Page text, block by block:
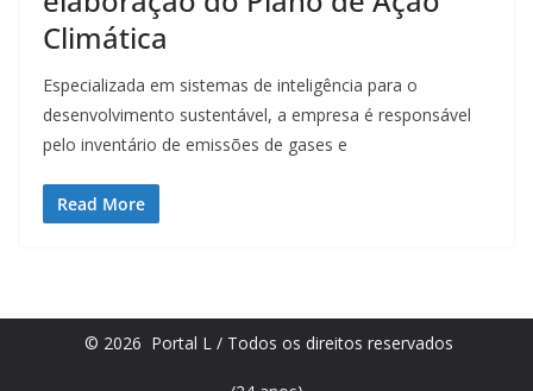
Climática
Especializada em sistemas de inteligência para o
desenvolvimento sustentável, a empresa é responsável
pelo inventário de emissões de gases e
Read More
© 2026 Portal L / Todos os direitos reservados